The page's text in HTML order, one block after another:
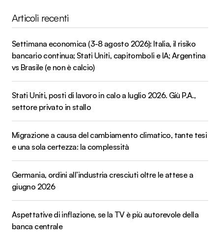
Articoli recenti
Settimana economica (3-8 agosto 2026): Italia, il risiko
bancario continua; Stati Uniti, capitomboli e IA; Argentina
vs Brasile (e non è calcio)
Stati Uniti, posti di lavoro in calo a luglio 2026. Giù P.A.,
settore privato in stallo
Migrazione a causa del cambiamento climatico, tante tesi
e una sola certezza: la complessità
Germania, ordini all’industria cresciuti oltre le attese a
giugno 2026
Aspettative di inflazione, se la TV è più autorevole della
banca centrale